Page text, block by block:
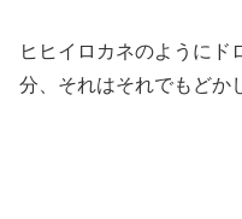
ヒヒイロカネのようにド
分、それはそれでもどか